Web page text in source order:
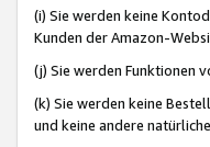
(i) Sie werden keine
Kunden der Amazon-
(j) Sie werden Funktionen
(k) Sie werden keine
und keine andere